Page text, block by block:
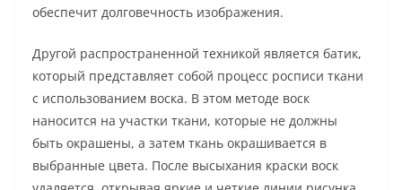
обеспечит долговечность изображения.
Другой распространенной техникой является батик,
который представляет собой процесс росписи ткани
с использованием воска. В этом методе воск
наносится на участки ткани, которые не должны
быть окрашены, а затем ткань окрашивается в
выбранные цвета. После высыхания краски воск